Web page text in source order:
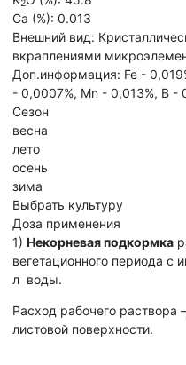
2
Ca (%): 0.013
Внешний вид:
вкраплениями
Доп.информация: Fe -
- 0,0007%, Mn - 0,013%, B -
Сезон
весна
лето
осень
зима
Выбрать культуру
Доза применения
1) Некорневая подкормка
вегетационного периода с
л воды.
Расход рабочего раствора
листовой поверхности.